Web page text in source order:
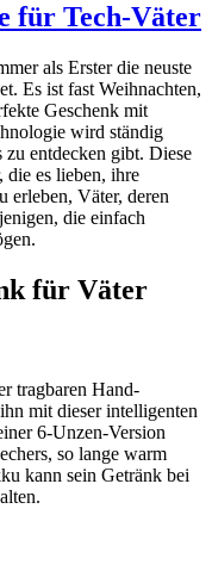
für Tech-Väter
als Erster die neuste
Es ist fast Weihnachten,
Geschenk mit
wird ständig
zu entdecken gibt. Diese
die es lieben, ihre
erleben, Väter, deren
die einfach
für Väter
tragbaren Hand-
mit dieser intelligenten
6-Unzen-Version
so lange warm
kann sein Getränk bei